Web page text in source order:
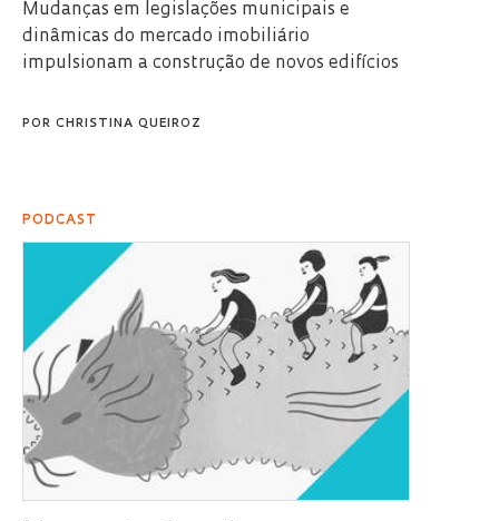
Mudanças em legislações municipais e
dinâmicas do mercado imobiliário
impulsionam a construção de novos edifícios
POR CHRISTINA QUEIROZ
PODCAST